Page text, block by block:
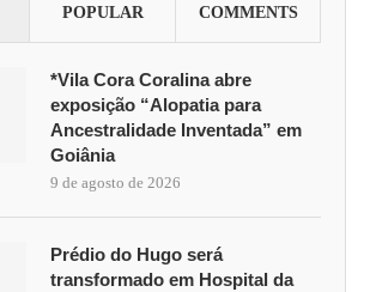
POPULAR COMMENTS
*Vila Cora Coralina abre
exposição “Alopatia para
Ancestralidade Inventada” em
Goiânia
9 de agosto de 2026
Prédio do Hugo será
transformado em Hospital da